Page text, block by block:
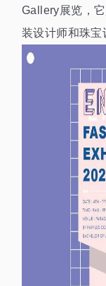
Gallery展览，
装设计师和珠宝